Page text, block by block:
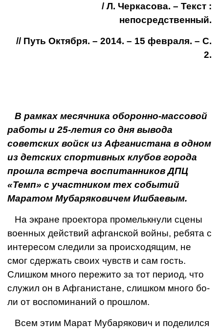
/ Л. Черкасова. – Текст :
непосредственный.
// Путь Октября. – 2014. – 15 февраля. – С.
2.
В рамках месячника оборонно-массо­вой
работы и 25-летия со дня выво­да
советских войск из Афганистана в одном
из детских спортивных клубов го­рода
прошла встреча воспитанников ДПЦ
«Темп» с участником тех событий
Маратом Мубаряковичем Ишбаевым.
На экране проектора промелькнули сце­ны
военных действий афганской войны, ре­бята с
интересом следили за происходящим, не
смог сдержать своих чувств и сам гость.
Слишком много пережито за тот период, что
служил он в Афганистане, слишком много бо­
ли от воспоминаний о прошлом.
Всем этим Марат Мубарякович и поделился